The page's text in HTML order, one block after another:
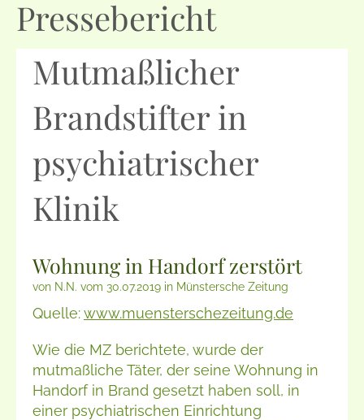
Pressebericht
Mutmaßlicher
Brandstifter in
psychiatrischer
Klinik
Wohnung in Handorf zerstört
von N.N. vom 30.07.2019 in Münstersche Zeitung
Quelle:www.muensterschezeitung.de
Wie die MZ berichtete, wurde der
mutmaßliche Täter, der seine Wohnung in
Handorf in Brand gesetzt haben soll, in
einer psychiatrischen Einrichtung